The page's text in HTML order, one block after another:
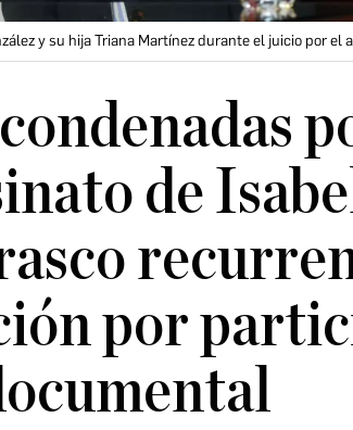
y su hija Triana Martínez durante el juicio por el
de
por